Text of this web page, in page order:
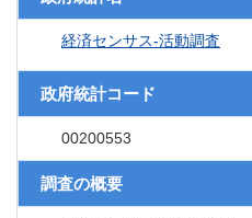
経済センサス‐活動調査
政府統計コード
00200553
調査の概要